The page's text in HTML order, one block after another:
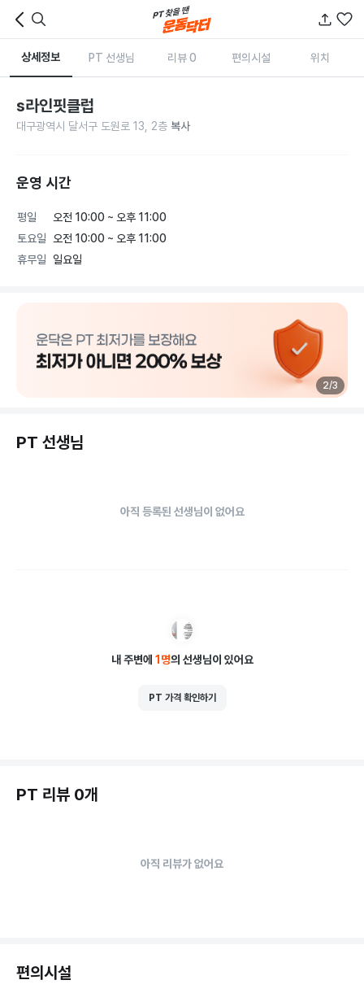
상세정보 PT 선생님 리뷰 0 편의시설 위치
s라인핏클럽
대구광역시 달서구 도원로 13, 2층 복사
운영 시간
평일
오전 10:00 ~ 오후 11:00
토요일
오전 10:00 ~ 오후 11:00
휴무일
일요일
2/3
PT 선생님
아직 등록된 선생님이 없어요
내 주변에 1 명의 선생님이 있어요
PT 가격 확인하기
PT 리뷰 0개
아직 리뷰가 없어요
편의시설